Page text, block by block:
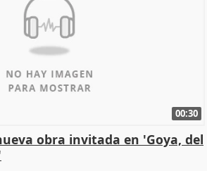
00:30
obra invitada en 'Goya, del